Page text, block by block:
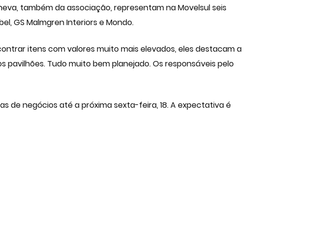
também da associação, representam naMovelsulseis
GS Malmgren Interiors e Mondo.
itens com valores muito mais elevados, eles destacam a
Tudo muito bem planejado. Os responsáveis pelo
de negócios até a próxima sexta-feira, 18. A expectativa é